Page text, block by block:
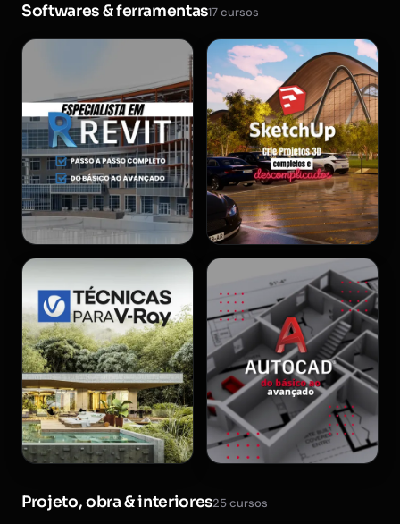
Softwares & ferramentas17 cursos
Projeto, obra & interiores25 cursos